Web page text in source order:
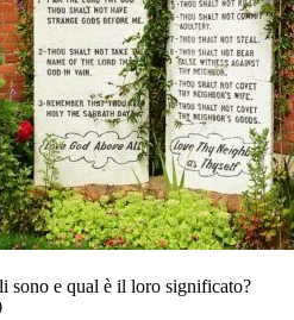
sono e qual è il loro significato?